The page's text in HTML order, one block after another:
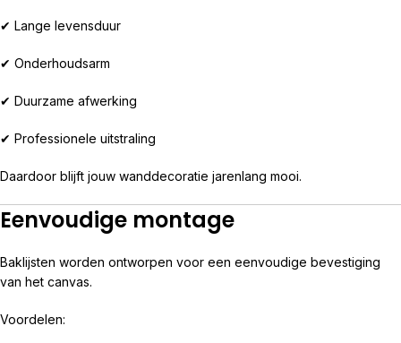
✔ Lange levensduur
✔ Onderhoudsarm
✔ Duurzame afwerking
✔ Professionele uitstraling
Daardoor blijft jouw wanddecoratie jarenlang mooi.
Eenvoudige montage
Baklijsten worden ontworpen voor een eenvoudige bevestiging
van het canvas.
Voordelen: